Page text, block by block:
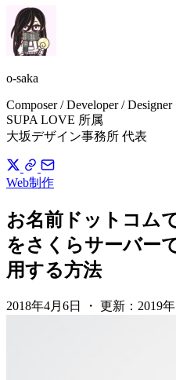
o-saka
Composer / Developer / Designer
SUPA LOVE 所属
大坂デザイン事務所 代表
Web制作
お名前ドットコム
をさくらサーバー
用する方法
2018年4月6日 ・ 更新： 2019